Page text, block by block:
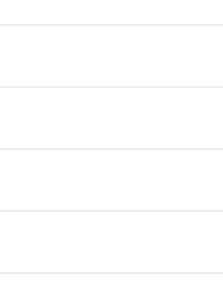
शामिल नहीं हैं।
किया जाएगा। कृपया ध्यान दें कि विमान
फोटो की आवश्यकता होगी।